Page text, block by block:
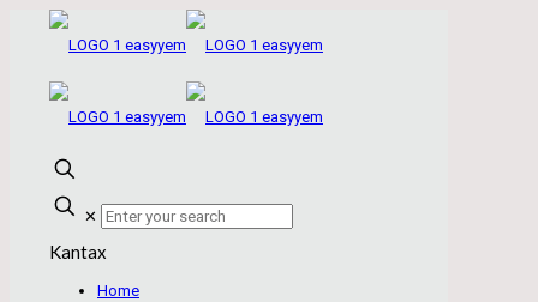
✕
Kantax
Home